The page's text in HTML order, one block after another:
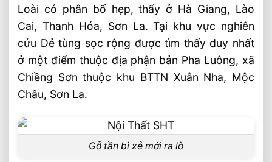
Loài có phân bố hẹp, thấy ở Hà Giang, Lào
Cai, Thanh Hóa, Sơn La. Tại khu vực nghiên
cứu Dẻ tùng sọc rộng được tìm thấy duy nhất
ở một điểm thuộc địa phận bản Pha Luông, xã
Chiềng Sơn thuộc khu BTTN Xuân Nha, Mộc
Châu, Sơn La.
Gỗ tần bì xẻ mới ra lò